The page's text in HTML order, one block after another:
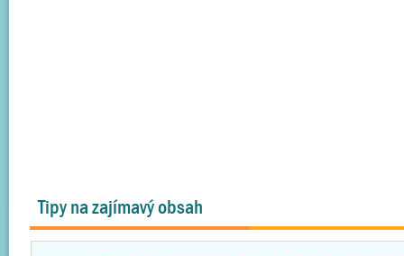
Tipy na zajímavý obsah